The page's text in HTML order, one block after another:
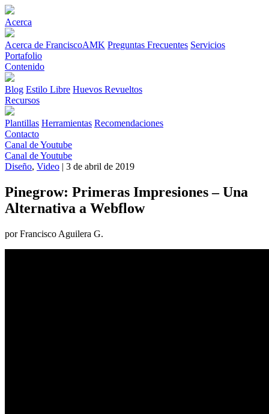
Acerca
Acerca de FranciscoAMK Preguntas Frecuentes Servicios
Portafolio
Contenido
Blog Estilo Libre Huevos Revueltos
Recursos
Plantillas Herramientas Recomendaciones
Contacto
Canal de Youtube
Canal de Youtube
Diseño, Video | 3 de abril de 2019
Pinegrow: Primeras Impresiones – Una
Alternativa a Webflow
por Francisco Aguilera G.